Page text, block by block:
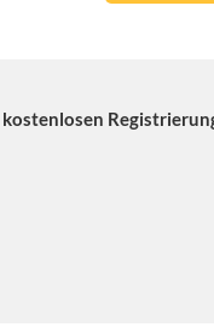
kostenlosen